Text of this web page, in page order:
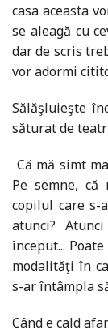
casa aceasta
se aleagă cu
dar de scris
vor adormi
Sălăşluieşte
săturat de
Că mă simt
Pe semne,
copilul care s-
atunci?
început...
modalităţi în
s-ar întâmpla
Când e cald